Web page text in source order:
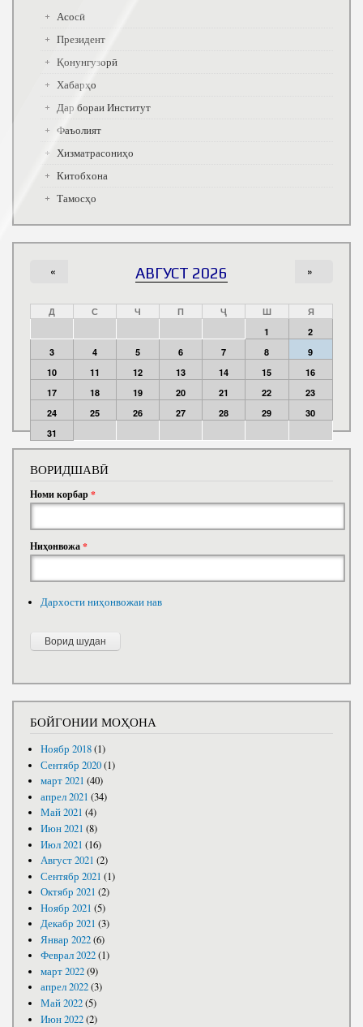
Асосӣ
Президент
Қонунгузорӣ
Хабарҳо
Дар бораи Институт
Фаъолият
Хизматрасониҳо
Китобхона
Тамосҳо
АВГУСТ 2026
« »
Д С Ч П Ҷ Ш
Я
1
2
3
4 5 6 7 8
9
10
11 12 13 14 15
16
17
18 19 20 21 22
23
24
25 26 27 28 29
30
31
ВОРИДШАВӢ
Номи корбар*
Ниҳонвожа*
Дархости ниҳонвожаи нав
БОЙГОНИИ МОҲОНА
Ноябр 2018(1)
Сентябр 2020(1)
март 2021 (40)
апрел 2021 (34)
Май 2021 (4)
Июн 2021 (8)
Июл 2021 (16)
Август 2021 (2)
Сентябр 2021 (1)
Октябр 2021 (2)
Ноябр 2021 (5)
Декабр 2021 (3)
Январ 2022(6)
Феврал 2022(1)
март 2022(9)
апрел 2022(3)
Май 2022(5)
Июн 2022(2)